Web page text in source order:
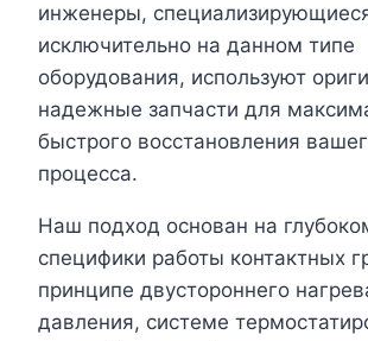
инженеры,
исключительно на данном типе
оборудования, используют
надежные запчасти для
быстрого восстановления
процесса.
Наш подход основан на
специфики работы контактных
принципе двустороннего
давления, системе